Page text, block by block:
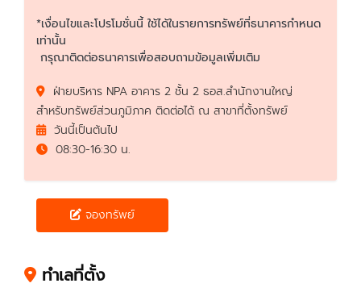
*เงื่อนไขและโปรโมชั่นนี้ ใช้ได้ในรายการทรัพย์ที่ธนาคารกำหนด
เท่านั้น
กรุณาติดต่อธนาคารเพื่อสอบถามข้อมูลเพิ่มเติม
ฝ่ายบริหาร NPA อาคาร 2 ชั้น 2 ธอส.สำนักงานใหญ่
สำหรับทรัพย์ส่วนภูมิภาค ติดต่อได้ ณ สาขาที่ตั้งทรัพย์
วันนี้เป็นต้นไป
08:30-16:30 น.
จองทรัพย์
ทำเลที่ตั้ง